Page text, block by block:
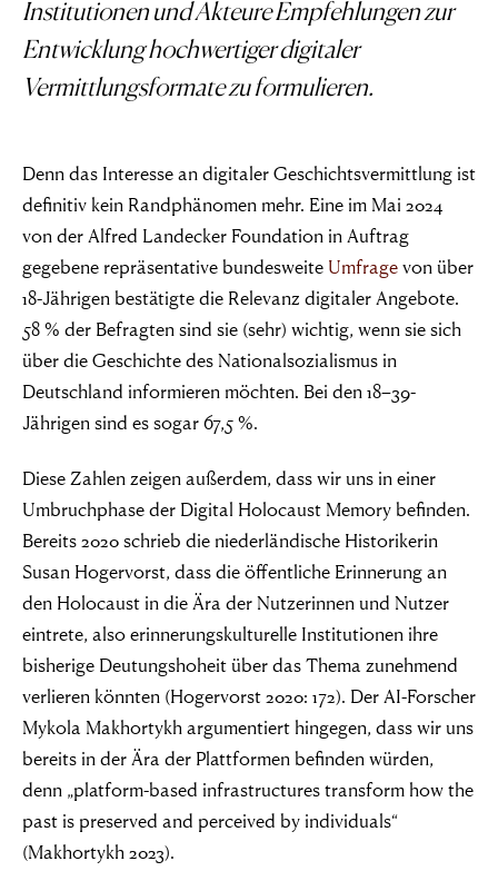
Institutionen und Akteure Empfehlungen zur
Entwicklung hochwertiger digitaler
Vermittlungsformate zu formulieren.
Denn das Interesse an digitaler Geschichtsvermittlung ist
definitiv kein Randphänomen mehr. Eine im Mai 2024
von der Alfred Landecker Foundation in Auftrag
gegebene repräsentative bundesweite Umfragevon über
18-Jährigen bestätigte die Relevanz digitaler Angebote.
58 % der Befragten sind sie (sehr) wichtig, wenn sie sich
über die Geschichte des Nationalsozialismus in
Deutschland informieren möchten. Bei den 18–39-
Jährigen sind es sogar 67,5 %.
Diese Zahlen zeigen außerdem, dass wir uns in einer
Umbruchphase der Digital Holocaust Memory befinden.
Bereits 2020 schrieb die niederländische Historikerin
Susan Hogervorst, dass die öffentliche Erinnerung an
den Holocaust in die Ära der Nutzerinnen und Nutzer
eintrete, also erinnerungskulturelle Institutionen ihre
bisherige Deutungshoheit über das Thema zunehmend
verlieren könnten (Hogervorst 2020: 172). Der AI-Forscher
Mykola Makhortykh argumentiert hingegen, dass wir uns
bereits in der Ära der Plattformen befinden würden,
denn „platform-based infrastructures transform how the
past is preserved and perceived by individuals“
(Makhortykh 2023).